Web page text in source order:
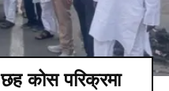
कोस परिक्रमा